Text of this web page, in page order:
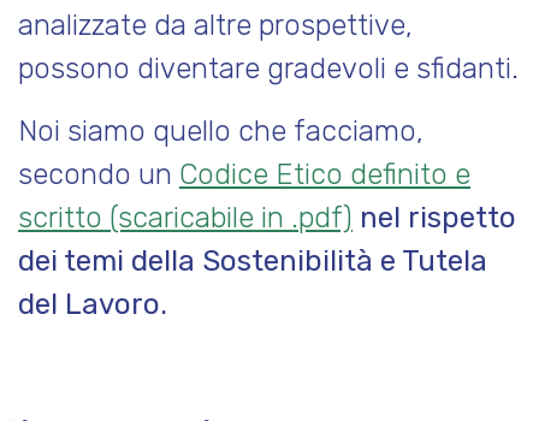
analizzate da altre prospettive,
possono diventare gradevoli e sfidanti.
Noi siamo quello che facciamo,
secondo un Codice Etico definito e
scritto (scaricabile in .pdf) nel rispetto
dei temi della Sostenibilità e Tutela
del Lavoro.